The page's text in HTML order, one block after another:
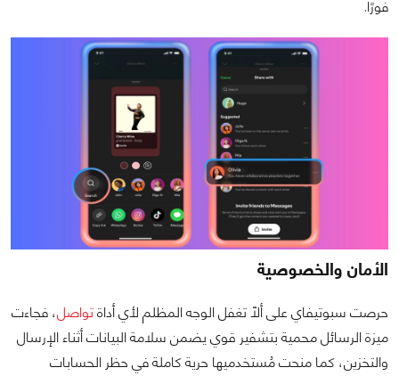
فورًا.
الأمان والخصوصية
حرصت سبوتيفاي على ألّا تغفل الوجه المظلم لأي أداةتواصل، فجاءت
ميزة الرسائل محمية بتشفير قوي يضمن سلامة البيانات أثناء الإرسال
والتخزين، كما منحت مُستخدميها حرية كاملة في حظر الحسابات